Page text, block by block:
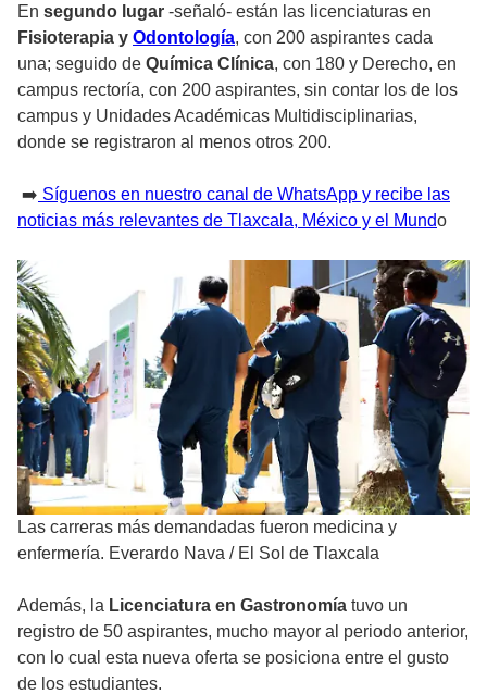
En segundo lugar -señaló- están las licenciaturas en
Fisioterapia y Odontología, con 200 aspirantes cada
una; seguido de Química Clínica, con 180 y Derecho, en
campus rectoría, con 200 aspirantes, sin contar los de los
campus y Unidades Académicas Multidisciplinarias,
donde se registraron al menos otros 200.
➡️ Síguenos en nuestro canal de WhatsApp y recibe las
noticias más relevantes de Tlaxcala, México y el Mundo
Las carreras más demandadas fueron medicina y
enfermería. Everardo Nava / El Sol de Tlaxcala
Además, la Licenciatura en Gastronomía tuvo un
registro de 50 aspirantes, mucho mayor al periodo anterior,
con lo cual esta nueva oferta se posiciona entre el gusto
de los estudiantes.